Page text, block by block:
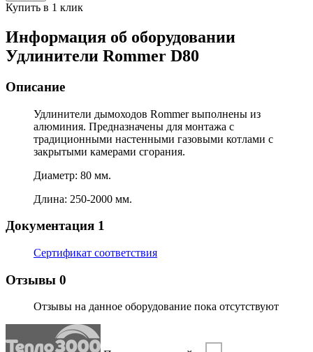
Купить в 1 клик
Информация об оборудовании
Удлинители Rommer D80
Описание
Удлинители дымоходов Rommer выполнены из
алюминия. Предназначены для монтажа с
традиционными настенными газовыми котлами с
закрытыми камерами сгорания.
Диаметр: 80 мм.
Длина: 250-2000 мм.
Документация 1
Сертификат соответствия
Отзывы 0
Отзывы на данное оборудование пока отсутствуют